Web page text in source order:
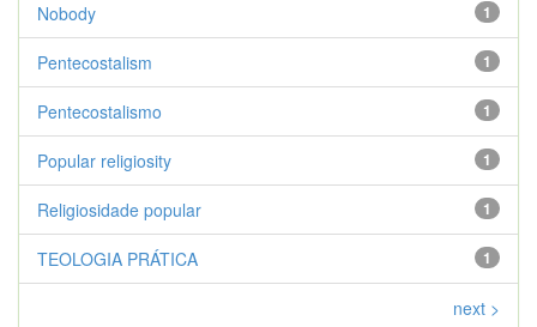
1
Nobody
1
Pentecostalism
1
Pentecostalismo
1
Popular religiosity
1
Religiosidade popular
1
TEOLOGIA PRÁTICA
next >